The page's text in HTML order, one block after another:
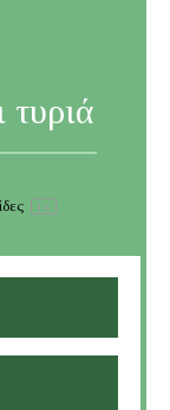
τυριά
1 x